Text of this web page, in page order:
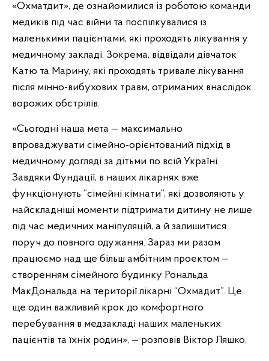
«Охматдит», де ознайомилися із роботою команди
медиків під час війни та поспілкувалися із
маленькими пацієнтами, які проходять лікування у
медичному закладі. Зокрема, відвідали дівчаток
Катю та Марину, які проходять тривале лікування
після мінно-вибухових травм, отриманих внаслідок
ворожих обстрілів.
«Сьогодні наша мета — максимально
впроваджувати сімейно-орієнтований підхід в
медичному догляді за дітьми по всій Україні.
Завдяки Фундації, в наших лікарнях вже
функціонують “сімейні кімнати”, які дозволяють у
найскладніші моменти підтримати дитину не лише
під час медичних маніпуляцій, а й залишитися
поруч до повного одужання. Зараз ми разом
працюємо над ще більш амбітним проектом —
створенням сімейного будинку Рональда
МакДональда на території лікарні “Охмадит”. Це
ще один важливий крок до комфортного
перебування в медзакладі наших маленьких
пацієнтів та їхніх родин», — розповів Віктор Ляшко.